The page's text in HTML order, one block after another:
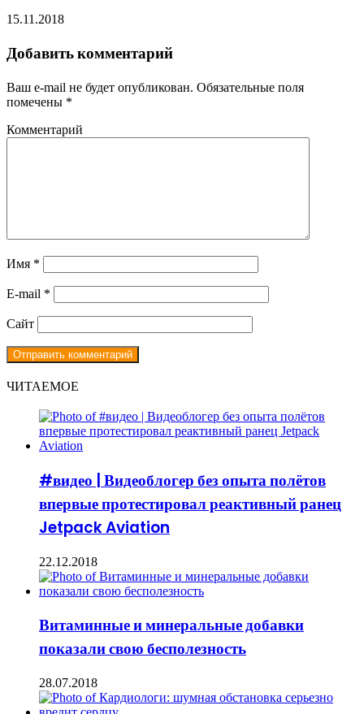
15.11.2018
Добавить комментарий
Ваш e-mail не будет опубликован. Обязательные поля
помечены *
Комментарий
Имя *
E-mail *
Сайт
ЧИТАЕМОЕ
#видео | Видеоблогер без опыта полётов
впервые протестировал реактивный ранец
Jetpack Aviation
22.12.2018
Витаминные и минеральные добавки
показали свою бесполезность
28.07.2018